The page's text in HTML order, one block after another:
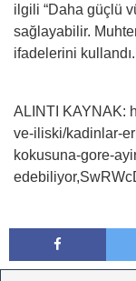
ilgili “Daha güçlü
sağlayabilir.
ifadelerini kullandı.
ALINTI KAYNAK:
ve-iliski/kadinlar-
kokusuna-gore-